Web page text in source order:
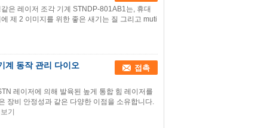
은 레이저 조각 기계 STNDP-801AB1는, 휴대
제 2 이미지를 위한 좋은 새기는 질 그리고 muti
계 동작 관리 다이오
접촉
레이저에 의해 발육된 높게 통합 힘 레이저를
장비 안정성과 같은 다양한 이점을 소유합니다.
기